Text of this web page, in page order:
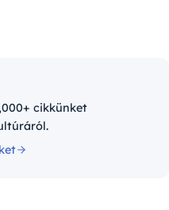
cikkünket